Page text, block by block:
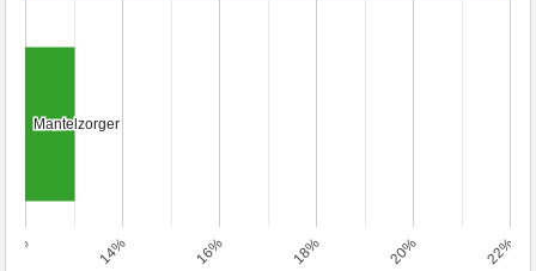
12% 14% 16% 18% 20% 22%
Mantelzorger
Mantelzorger